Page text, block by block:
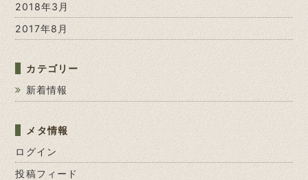
2018年3月
2017年8月
カテゴリー
新着情報
メタ情報
ログイン
投稿フィード